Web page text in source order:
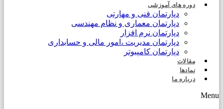
دوره های آموزشی
دپارتمان فنی و مهارتی
دپارتمان معماری و نظام مهندسی
دپارتمان نرم افزار
دپارتمان مدیریت ،امور مالی و حسابداری
دپارتمان کامپیوتر
مقالات
نمادها
درباره ما
Menu